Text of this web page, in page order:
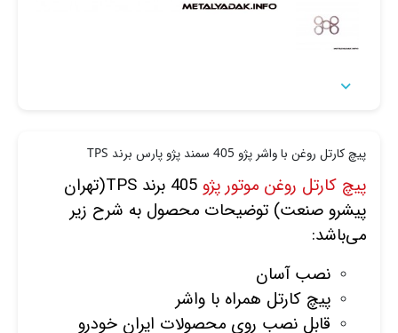

پیچ کارتل روغن با واشر پژو 405 سمند پژو پارس برند TPS
پیچ کارتل روغن موتور پژو
405 برند TPS(تهران
پیشرو صنعت) توضیحات محصول به شرح زیر
می‌باشد:
نصب آسان
پیچ کارتل همراه با واشر
قابل نصب روی محصولات ایران خودرو